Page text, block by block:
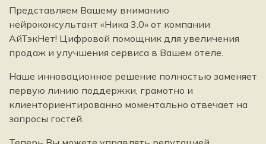
Представляем Вашему вниманию
нейроконсультант «Ника 3.0» от компании
АйТэкНет! Цифровой помощник для увеличения
продаж и улучшения сервиса в Вашем отеле.
Наше инновационное решение полностью заменяет
первую линию поддержки, грамотно и
клиенториентированно моментально отвечает на
запросы гостей.